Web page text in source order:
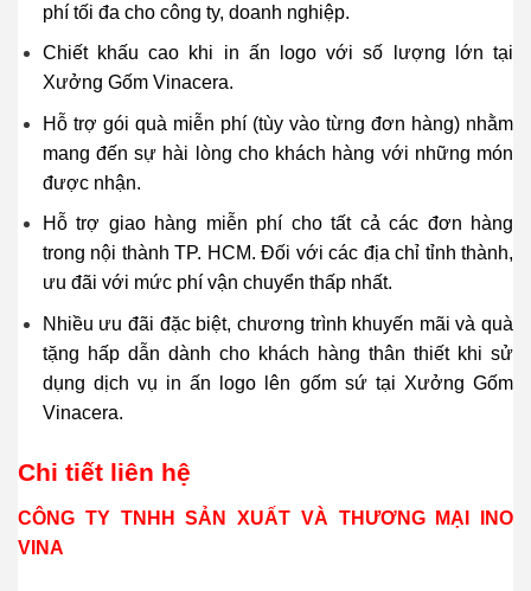
phí tối đa cho công ty, doanh nghiệp.
Chiết khấu cao khi in ấn logo với số lượng lớn tại
Xưởng Gốm Vinacera.
Hỗ trợ gói quà miễn phí (tùy vào từng đơn hàng) nhằm
mang đến sự hài lòng cho khách hàng với những món
được nhận.
Hỗ trợ giao hàng miễn phí cho tất cả các đơn hàng
trong nội thành TP. HCM. Đối với các địa chỉ tỉnh thành,
ưu đãi với mức phí vận chuyển thấp nhất.
Nhiều ưu đãi đặc biệt, chương trình khuyến mãi và quà
tặng hấp dẫn dành cho khách hàng thân thiết khi sử
dụng dịch vụ in ấn logo lên gốm sứ tại Xưởng Gốm
Vinacera.
Chi tiết liên hệ
CÔNG TY TNHH SẢN XUẤT VÀ THƯƠNG MẠI INO
VINA